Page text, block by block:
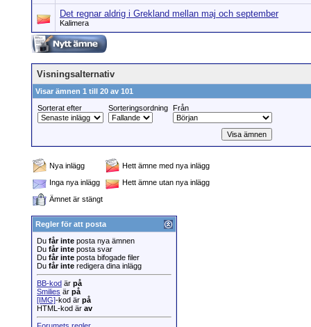
Det regnar aldrig i Grekland mellan maj och september
Kalimera
Visningsalternativ
Visar ämnen 1 till 20 av 101
Sorterat efter
Sorteringsordning Från
Nya inlägg
Hett ämne med nya inlägg
Inga nya inlägg
Hett ämne utan nya inlägg
Ämnet är stängt
Regler för att posta
Du får inte posta nya ämnen
Du får inte posta svar
Du får inte posta bifogade filer
Du får inte redigera dina inlägg
BB-kod är på
Smilies är på
[IMG]-kod är på
HTML-kod är av